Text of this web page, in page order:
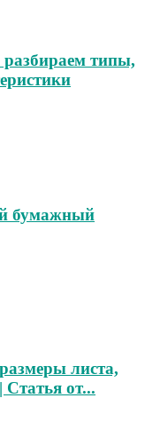
типы,
бумажный
листа,
Статья от...